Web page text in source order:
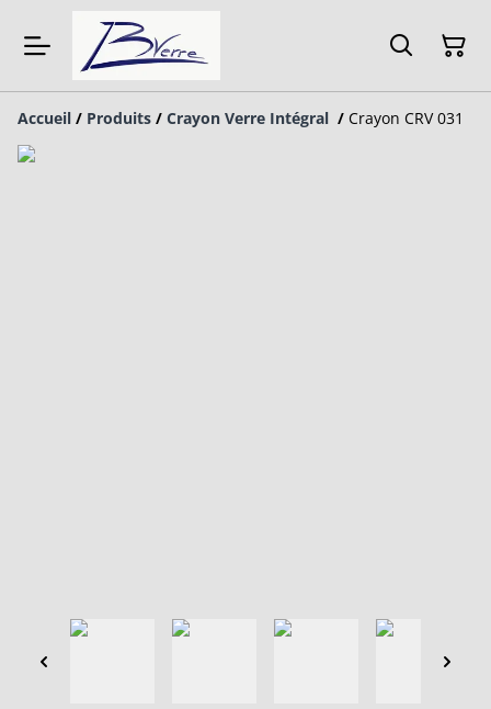
Accueil / Produits / Crayon Verre Intégral / Crayon CRV 031